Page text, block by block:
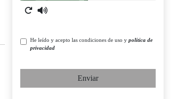
He leído y acepto las condiciones de uso y política de
privacidad
Enviar